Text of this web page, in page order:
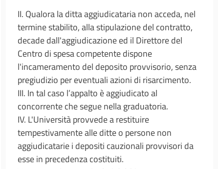
II. Qualora la ditta aggiudicataria non acceda, nel
termine stabilito, alla stipulazione del contratto,
decade dall'aggiudicazione ed il Direttore del
Centro di spesa competente dispone
l'incameramento del deposito provvisorio, senza
pregiudizio per eventuali azioni di risarcimento.
III. In tal caso l’appalto è aggiudicato al
concorrente che segue nella graduatoria.
IV. L'Università provvede a restituire
tempestivamente alle ditte o persone non
aggiudicatarie i depositi cauzionali provvisori da
esse in precedenza costituiti.